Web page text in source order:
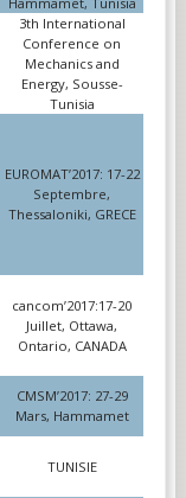
3th International
Conference on
Mechanics and
Energy, Sousse-
Tunisia
EUROMAT’2017: 17-22
Septembre,
Thessaloniki, GRECE
cancom’2017:17-20
Juillet, Ottawa,
Ontario, CANADA
CMSM’2017: 27-29
Mars, Hammamet
TUNISIE